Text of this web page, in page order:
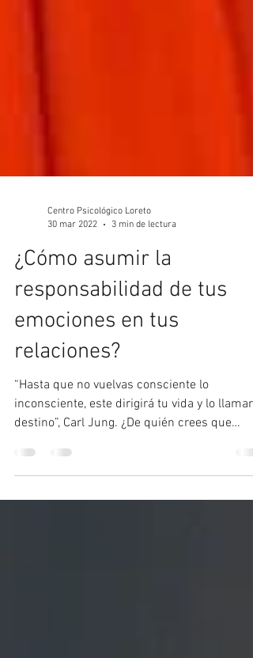
Centro Psicológico Loreto
30 mar 2022
3 min de lectura
¿Cómo asumir la
responsabilidad de tus
emociones en tus
relaciones?
“Hasta que no vuelvas consciente lo
inconsciente, este dirigirá tu vida y lo
destino”, Carl Jung. ¿De quién crees que